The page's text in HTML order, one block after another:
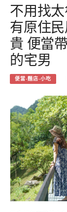
不用找
有原住
貴 便當
的宅男
便當-麵店-小吃